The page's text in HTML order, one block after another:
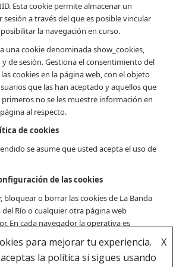
Esta cookie permite almacenar un
a través del que es posible vincular
la navegación en curso.
una cookie denominada show_cookies,
de sesión. Gestiona el consentimiento del
cookies en la página web, con el objeto
que las han aceptado y aquellos que
no se les muestre información en
al respecto.
de cookies
se asume que usted acepta el uso de
de las cookies
bloquear o borrar las cookies de La Banda
Río o cualquier otra página web
En cada navegador la operativa es
Municipal de Música de La
para mejorar tu experiencia.
la política si sigues usando
X